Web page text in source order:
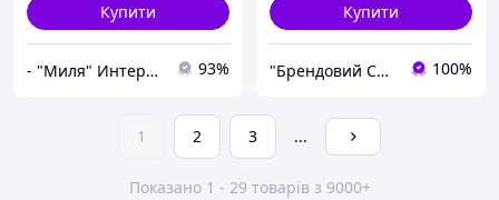
Купити
- "Миля" Интернет-магазин детских товаров 93%
Купити
"Брендовий Світ" 100%
1 2 3 ...
Показано 1 - 29 товарів з 9000+